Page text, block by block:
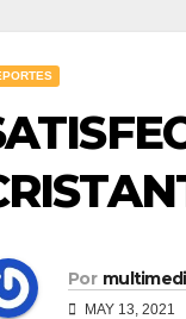
Por
MAY 13, 2021